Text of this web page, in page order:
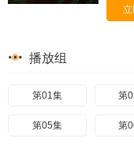
播放组
第01集 第
第05集 第